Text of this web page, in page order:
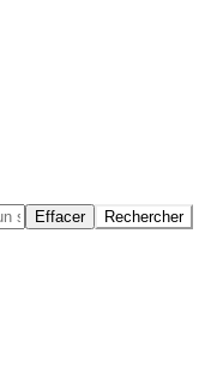
Effacer Rechercher